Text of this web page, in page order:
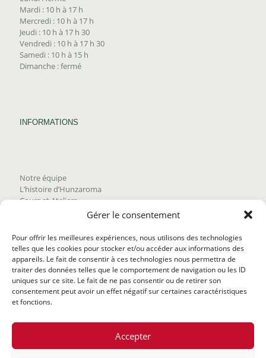
Gérer le consentement
Pour offrir les meilleures expériences, nous utilisons des technologies
telles que les cookies pour stocker et/ou accéder aux informations des
appareils. Le fait de consentir à ces technologies nous permettra de
traiter des données telles que le comportement de navigation ou les ID
uniques sur ce site. Le fait de ne pas consentir ou de retirer son
consentement peut avoir un effet négatif sur certaines caractéristiques
et fonctions.
Accepter
Mardi : 10 h à 17 h
Mercredi : 10 h à 17 h
Jeudi : 10 h à 17 h 30
Vendredi : 10 h à 17 h 30
Samedi : 10 h à 15 h
Dimanche : fermé
INFORMATIONS
Notre équipe
L’histoire d’Hunzaroma
Cours et Ateliers
Trouver nos produits
Politique de frais d'envoi
Termes et conditions
Politique de remboursement